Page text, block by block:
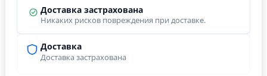
Доставка
Доставка застрахована
Доставка застрахована
Никаких рисков повреждения при доставке.